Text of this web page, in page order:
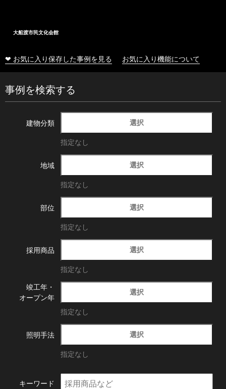
大船渡市民文化会館
❤ お気に入り保存した事例を見る お気に入り機能について
事例を検索する
建物分類 選択
指定なし
地域 選択
指定なし
部位 選択
指定なし
採用商品 選択
指定なし
竣工年・
オープン年
選択
指定なし
照明手法 選択
指定なし
キーワード